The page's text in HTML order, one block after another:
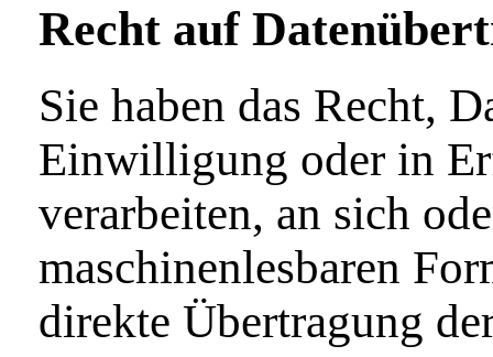
Recht auf
Sie haben das Recht,
Einwilligung oder in
verarbeiten, an sich
maschinenlesbaren
direkte Übertragung